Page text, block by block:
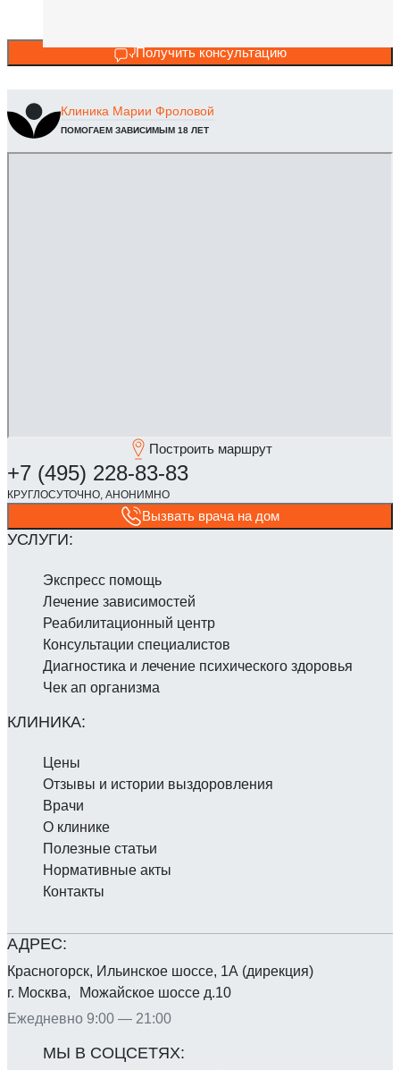
Получить консультацию
Клиника Марии Фроловой
ПОМОГАЕМ ЗАВИСИМЫМ 18 ЛЕТ
Построить маршрут
Вызвать врача на дом
Красногорск, Ильинское шоссе, 1А (дирекция)
г. Москва, Можайское шоссе д.10
Ежедневно 9:00 — 21:00
Экспресс помощь
Лечение зависимостей
Реабилитаци­онный центр
Консультации специалистов
Диагностика и лечение психического здоровья
Чек ап организма
Цены
Отзывы и истории выздоровления
Врачи
О клинике
Полезные статьи
Нормативные акты
Контакты